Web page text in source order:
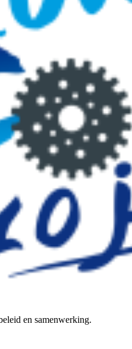
en samenwerking.